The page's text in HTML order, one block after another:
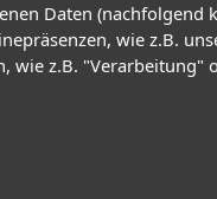
Daten (nachfolgend
wie z.B.
wie z.B. "Verarbeitung"